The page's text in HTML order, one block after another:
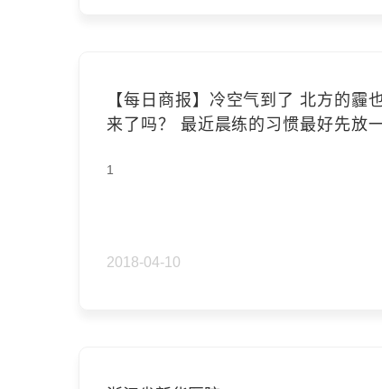
【每日商报】冷空气到了 北方的霾
来了吗？ 最近晨练的习惯最好先放
1
2018-04-10